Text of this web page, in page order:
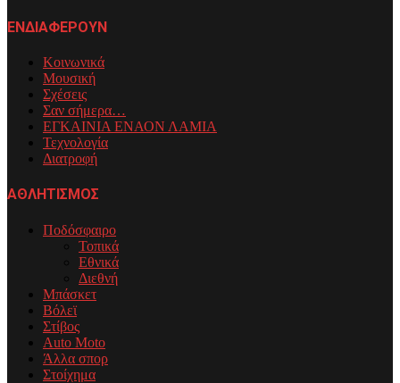
ΕΝΔΙΑΦΕΡΟΥΝ
Κοινωνικά
Μουσική
Σχέσεις
Σαν σήμερα…
ΕΓΚΑΙΝΙΑ ΕΝΑΟΝ ΛΑΜΙΑ
Τεχνολογία
Διατροφή
ΑΘΛΗΤΙΣΜΟΣ
Ποδόσφαιρο
Τοπικά
Εθνικά
Διεθνή
Μπάσκετ
Βόλεϊ
Στίβος
Auto Moto
Άλλα σπορ
Στοίχημα